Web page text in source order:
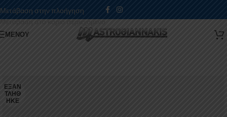
Μετάβαση στην πλοήγηση
Μετάβαση στο κύριο περιεχόμενο
ΜΕΝΟΎ
ΕΞΑΝ
ΤΛΉΘ
ΗΚΕ